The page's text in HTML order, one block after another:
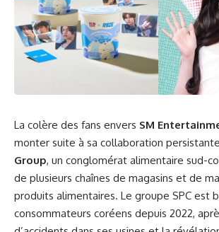
La colère des fans envers SM
monter suite à sa collaboration
Group, un conglomérat alimentaire sud-
de plusieurs chaînes de magasins et de
produits alimentaires. Le groupe SPC est
consommateurs coréens depuis 2022,